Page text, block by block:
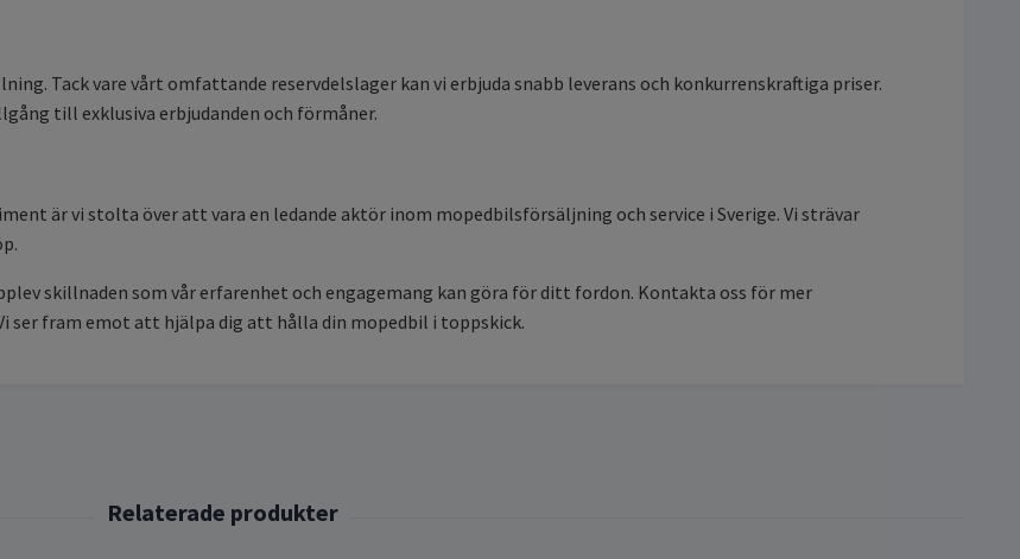
Tack vare vårt omfattande reservdelslager kan vi erbjuda snabb leverans och konkurrenskraftiga priser.
till exklusiva erbjudanden och förmåner.
är vi stolta över att vara en ledande aktör inom mopedbilsförsäljning och service i Sverige. Vi strävar
skillnaden som vår erfarenhet och engagemang kan göra för ditt fordon. Kontakta oss för mer
ser fram emot att hjälpa dig att hålla din mopedbil i toppskick.